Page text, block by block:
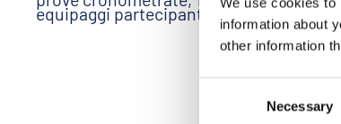
information about
other information
Necessary
equipaggi partecipanti.